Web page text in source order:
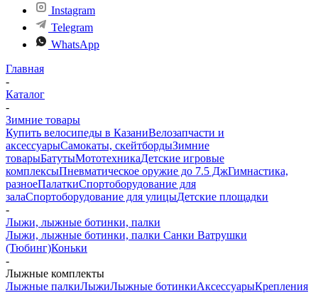
Instagram
Telegram
WhatsApp
Главная
-
Каталог
-
Зимние товары
Купить велосипеды в КазаниВелозапчасти и
аксессуарыСамокаты, скейтбордыЗимние
товарыБатутыМототехникаДетские игровые
комплексыПневматическое оружие до 7.5 ДжГимнастика,
разноеПалаткиСпортоборудование для
залаСпортоборудование для улицыДетские площадки
-
Лыжи, лыжные ботинки, палки
Лыжи, лыжные ботинки, палки Санки Ватрушки
(Тюбинг)Коньки
-
Лыжные комплекты
Лыжные палкиЛыжиЛыжные ботинкиАксессуарыКрепления